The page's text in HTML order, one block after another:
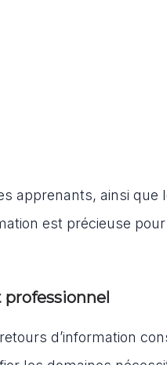
apprenants, ainsi que
est précieuse
d’information